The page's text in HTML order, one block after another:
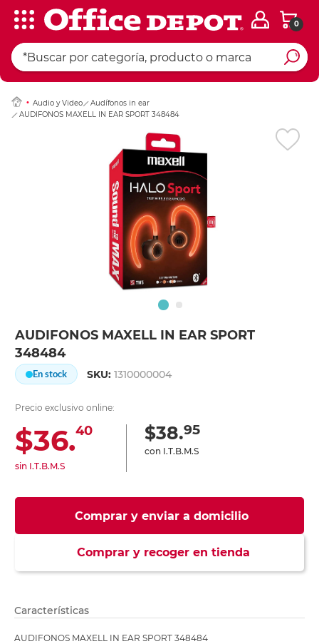
0
Audio y Video
Audífonos in ear
AUDIFONOS MAXELL IN EAR SPORT 348484
AUDIFONOS MAXELL IN EAR SPORT
348484
En stock SKU:1310000004
Precio exclusivo online:
$36.40
sin I.T.B.M.S
$38.95
con I.T.B.M.S
Comprar y enviar a domicilio
Comprar y recoger en tienda
Ingresar Codigo
Características
AUDIFONOS MAXELL IN EAR SPORT 348484